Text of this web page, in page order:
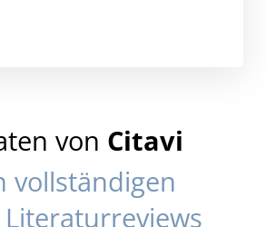
von Citavi
vollständigen